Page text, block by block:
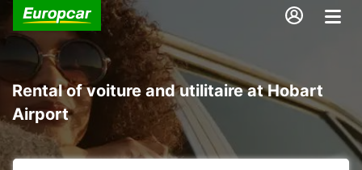
Rental of voiture and utilitaire at Hobart
Airport